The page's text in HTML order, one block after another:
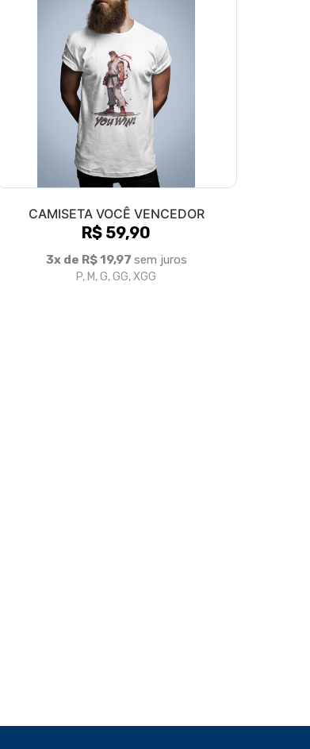
CAMISETA VOCÊ VENCEDOR
R$ 59,90
3x de R$ 19,97 sem juros
P, M, G, GG, XGG